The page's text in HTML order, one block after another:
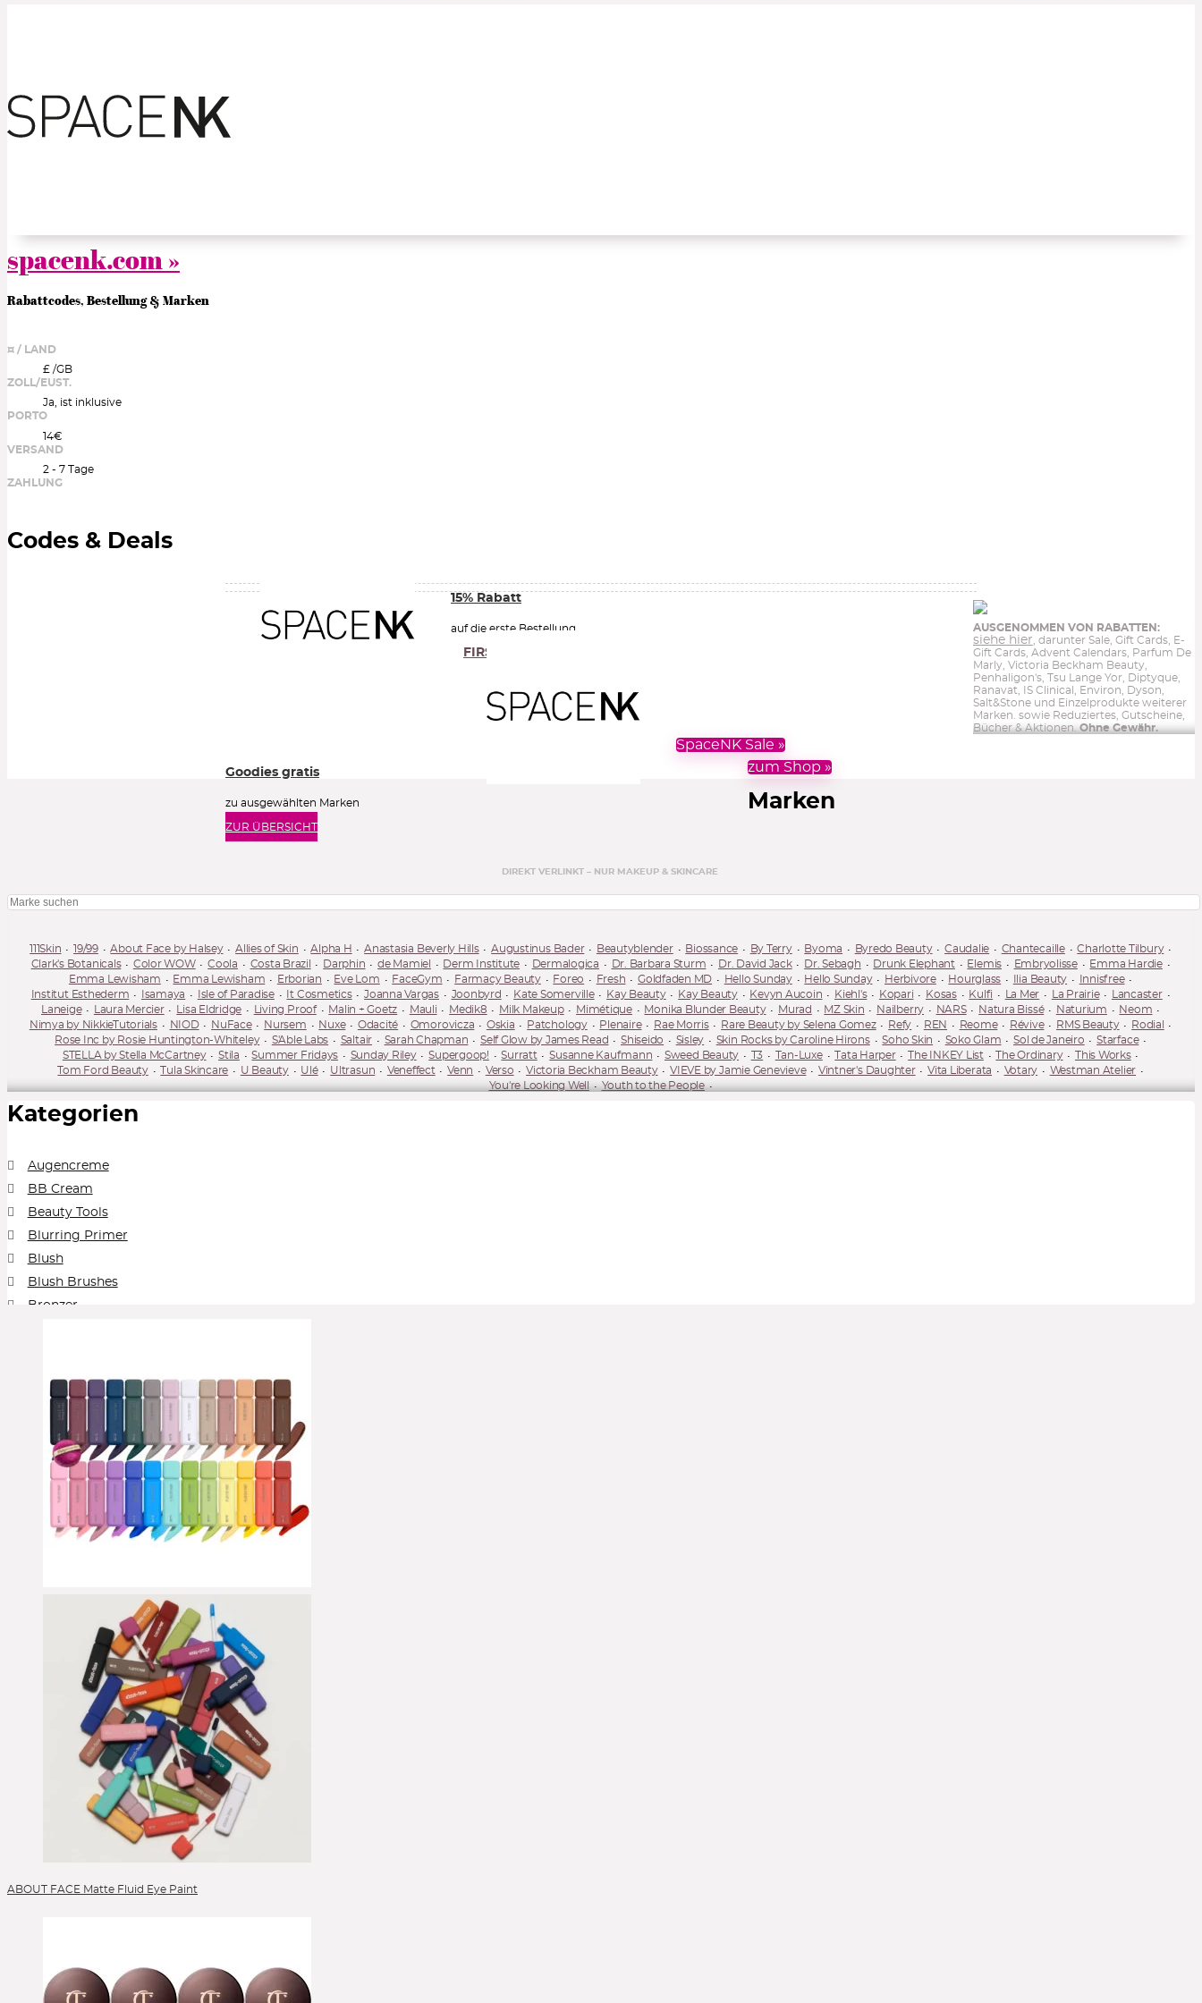
spacenk.com »
Rabattcodes, Bestellung & Marken
¤ / LAND
£ /GB
ZOLL/EUST.
Ja, ist inklusive
PORTO
14€
VERSAND
2 - 7 Tage
ZAHLUNG
Codes & Deals
15% Rabatt
auf die erste Bestellung
FIRST15
Goodies gratis
zu ausgewählten Marken
ZUR ÜBERSICHT
AUSGENOMMEN VON RABATTEN:
siehe hier , darunter Sale, Gift Cards, E-
Gift Cards, Advent Calendars, Parfum De
Marly, Victoria Beckham Beauty,
Penhaligon's, Tsu Lange Yor, Diptyque,
Ranavat, IS Clinical, Environ, Dyson,
Salt&Stone und Einzelprodukte weiterer
Marken. sowie Reduziertes, Gutscheine,
Bücher & Aktionen.Ohne Gewähr.
SpaceNK Sale »
zum Shop »
Marken
DIREKT VERLINKT – NUR MAKEUP & SKINCARE
111Skin 19/99 About Face by Halsey Allies of Skin Alpha H Anastasia Beverly Hills Augustinus Bader Beautyblender Biossance By Terry Byoma Byredo Beauty Caudalie Chantecaille
Charlotte Tilbury
Clark's Botanicals
Color WOW Coola Costa Brazil Darphin de Mamiel Derm Institute Dermalogica Dr. Barbara Sturm Dr. David Jack Dr. Sebagh Drunk Elephant Elemis Embryolisse
Emma Hardie
Emma Lewisham
Emma Lewisham Erborian Eve Lom FaceGym Farmacy Beauty Foreo Fresh Goldfaden MD Hello Sunday Hello Sunday Herbivore Hourglass Ilia Beauty
Innisfree
Institut Esthederm
Isamaya Isle of Paradise It Cosmetics Joanna Vargas Joonbyrd Kate Somerville Kay Beauty Kay Beauty Kevyn Aucoin Kiehl's Kopari Kosas Kulfi La Mer La Prairie
Lancaster
Laneige
Laura Mercier Lisa Eldridge Living Proof Malin + Goetz Mauli Medik8 Milk Makeup Mimétique Monika Blunder Beauty Murad MZ Skin Nailberry NARS Natura Bissé Naturium
Neom
Nimya by NikkieTutorials
NIOD NuFace Nursem Nuxe Odacité Omorovicza Oskia Patchology Plenaire Rae Morris Rare Beauty by Selena Gomez Refy REN Reome Révive RMS Beauty
Rodial
Rose Inc by Rosie Huntington-Whiteley
S'Able Labs Saltair Sarah Chapman Self Glow by James Read Shiseido Sisley Skin Rocks by Caroline Hirons Soho Skin Soko Glam Sol de Janeiro
Starface
STELLA by Stella McCartney
Stila Summer Fridays Sunday Riley Supergoop! Surratt Susanne Kaufmann Sweed Beauty T3 Tan-Luxe Tata Harper The INKEY List The Ordinary
This Works
Tom Ford Beauty
Tula Skincare U Beauty Ulé Ultrasun Veneffect Venn Verso Victoria Beckham Beauty VIEVE by Jamie Genevieve Vintner's Daughter Vita Liberata Votary
Westman Atelier
You're Looking Well
Youth to the People
Kategorien
Augencreme
BB Cream
Beauty Tools
Blurring Primer
Blush
Blush Brushes
Bronzer
Concealer
Contour
Cream Blush
Cream Foundation
Cream Shadow
Elektro
Eye Pencil
Eyeshadow Brushes
Face Primer
Foundation
Foundation Brushes
Gesichtsöl
Glow Primer
Highlighter
Lidschattenpaletten
Liquid Foundation
Moisturizer
ABOUT FACE Matte Fluid Eye Paint